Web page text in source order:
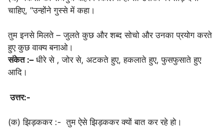
चाहिए, “उन्होंने गुस्से में कहा।
तुम इनसे मिलते – जुलते कुछ और शब्द सोचो और उनका प्रयोग करते
हुए कुछ वाक्य बनाओ।
संकेत :– धीरे से , जोर से, अटकते हुए, हकलाते हुए, फुसफुसाते हुए
आदि।
उत्तर:-
(क) झिड़ककर :- तुम ऐसे झिड़ककर क्यों बात कर रहे हो।